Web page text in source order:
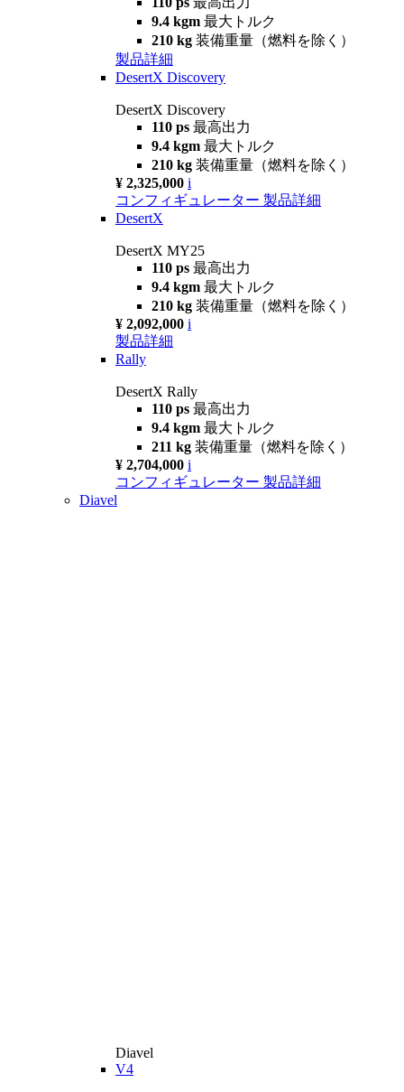
9.4 kgm 最大トルク
210 kg 装備重量（燃料を除く）
製品詳細
DesertX Discovery
DesertX Discovery
110 ps 最高出力
9.4 kgm 最大トルク
210 kg 装備重量（燃料を除く）
¥ 2,325,000 i
コンフィギュレーター 製品詳細
DesertX
DesertX MY25
110 ps 最高出力
9.4 kgm 最大トルク
210 kg 装備重量（燃料を除く）
¥ 2,092,000 i
製品詳細
Rally
DesertX Rally
110 ps 最高出力
9.4 kgm 最大トルク
211 kg 装備重量（燃料を除く）
¥ 2,704,000 i
コンフィギュレーター 製品詳細
Diavel
Diavel
V4